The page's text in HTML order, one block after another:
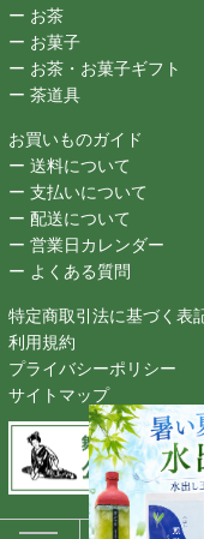
ー お茶
ー お菓子
ー お茶・お菓子ギフト
ー 茶道具
お買いものガイド
ー 送料について
ー 支払いについて
ー 配送について
ー 営業日カレンダー
ー よくある質問
特定商取引法に基づく表
利用規約
プライバシーポリシー
サイトマップ
Copyright (C)